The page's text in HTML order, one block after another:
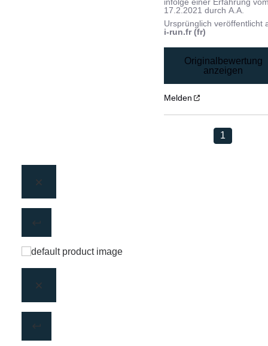
17.2.2021 durchA.A.
Ursprünglich veröffentlicht
i-run.fr (fr)
Originalbewertung
anzeigen
Melden
1